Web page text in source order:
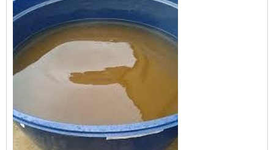
maneira uniforme.As vantagens deste
serviço Realizando a reposição das perdas
mensais com thinner novo, este p...